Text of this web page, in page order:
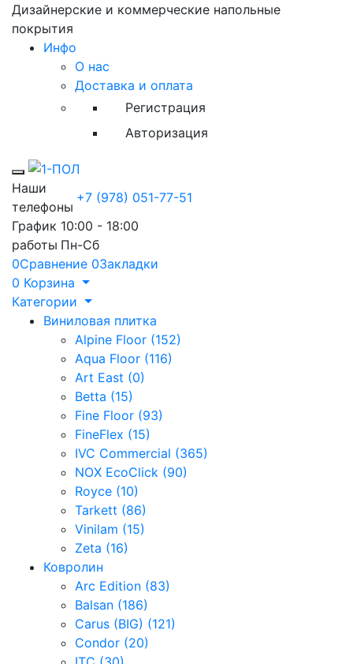
Дизайнерские и коммерческие напольные
покрытия
Инфо
О нас
Доставка и оплата
Регистрация
Авторизация
Toggle mobile menu
Наши
телефоны
+7 (978) 051-77-51
График
работы
10:00 - 18:00
Пн-Сб
0Сравнение 0Закладки
0 Корзина
Категории
Виниловая плитка
Alpine Floor (152)
Aqua Floor (116)
Art East (0)
Betta (15)
Fine Floor (93)
FineFlex (15)
IVC Commercial (365)
NOX EcoClick (90)
Royce (10)
Tarkett (86)
Vinilam (15)
Zeta (16)
Ковролин
Arc Edition (83)
Balsan (186)
Carus (BIG) (121)
Condor (20)